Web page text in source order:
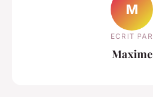
M
ECRIT PAR
Maxime